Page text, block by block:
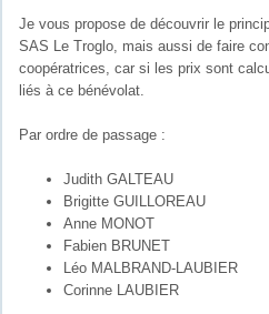
Je vous propose de découvrir le
SAS Le Troglo, mais aussi de faire
coopératrices, car si les prix sont
liés à ce bénévolat.
Par ordre de passage :
Judith GALTEAU
Brigitte GUILLOREAU
Anne MONOT
Fabien BRUNET
Léo MALBRAND-LAUBIER
Corinne LAUBIER